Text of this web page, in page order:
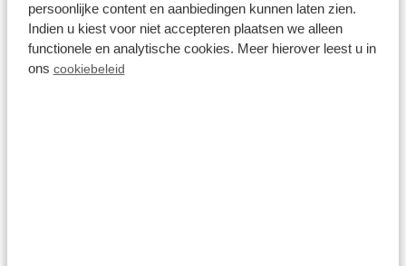
persoonlijke content en aanbiedingen kunnen laten zien.
Indien u kiest voor niet accepteren plaatsen we alleen
functionele en analytische cookies. Meer hierover leest u in
ons cookiebeleid
In der Nähe des Nationalparks De Hoge
Veluwe
Fr 14. August - Mo 17. August